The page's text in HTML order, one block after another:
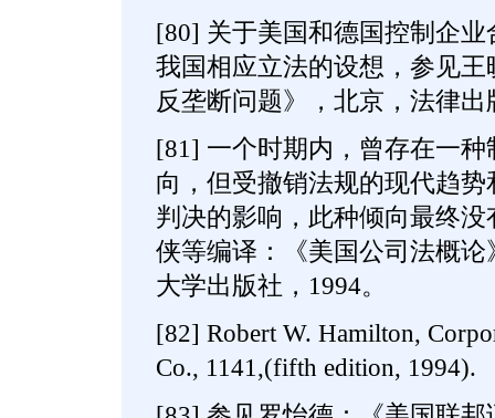
[80] 关于美国和德国控制企
我国相应立法的设想，参见
反垄断问题》，北京，法律出
[81] 一个时期内，曾存在一种
向，但受撤销法规的现代趋
判决的影响，此种倾向最终
侠等编译：《美国公司法概
大学出版社，1994。
[82] Robert W. Hamilton,
Co., 1141,(fifth edition, 1994).